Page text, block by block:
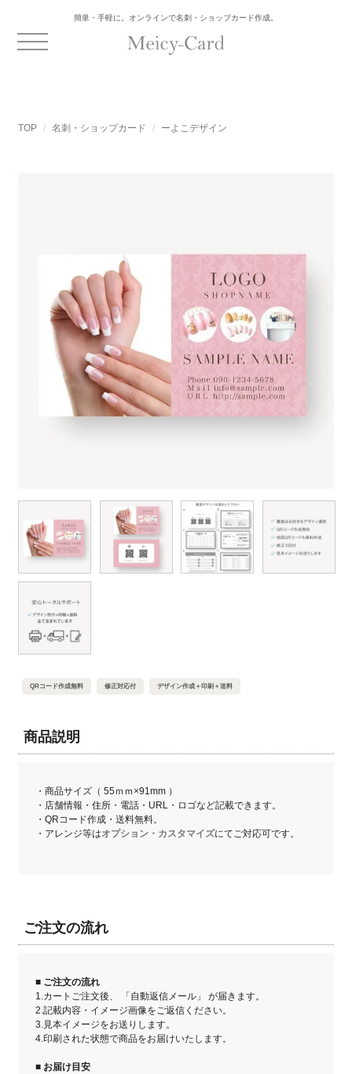
簡単・手軽に。オンラインで名刺・ショップカード作成。
TOP 名刺・ショップカード ーよこデザイン
QRコード作成無料 修正対応付 デザイン作成＋印刷＋送料
商品説明
・商品サイズ（ 55ｍｍ×91mm ）
・店舗情報・住所・電話・URL・ロゴなど記載できます。
・QRコード作成・送料無料。
・アレンジ等はオプション・カスタマイズにてご対応可です。
ご注文の流れ
■ ご注文の流れ
1.カートご注文後、 「自動返信メール」 が届きます。
2.記載内容・イメージ画像をご返信ください。
3.見本イメージをお送りします。
4.印刷された状態で商品をお届けいたします。
■ お届け目安